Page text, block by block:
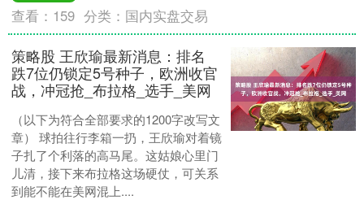
查看： 159 分类： 国内实盘交易
策略股 王欣瑜最新消息：排名
跌7位仍锁定5号种子，欧洲收官
战，冲冠抢_布拉格_选手_美网
（以下为符合全部要求的1200字改写文
章） 球拍往行李箱一扔，王欣瑜对着镜
子扎了个利落的高马尾。这姑娘心里门
儿清，接下来布拉格这场硬仗，可关系
到能不能在美网混上....